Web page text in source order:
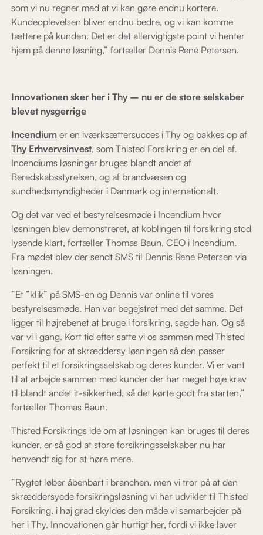
som vi nu regner med at vi kan gøre endnu kortere.
Kundeoplevelsen bliver endnu bedre, og vi kan komme
tættere på kunden. Det er det allervigtigste point vi henter
hjem på denne løsning,” fortæller Dennis René Petersen.
Innovationen sker her i Thy – nu er de store selskaber
blevet nysgerrige
Incendium er en iværksættersucces i Thy og bakkes op af
Thy Erhvervsinvest, som Thisted Forsikring er en del af.
Incendiums løsninger bruges blandt andet af
Beredskabsstyrelsen, og af brandvæsen og
sundhedsmyndigheder i Danmark og internationalt.
Og det var ved et bestyrelsesmøde i Incendium hvor
løsningen blev demonstreret, at koblingen til forsikring stod
lysende klart, fortæller Thomas Baun, CEO i Incendium.
Fra mødet blev der sendt SMS til Dennis René Petersen via
løsningen.
”Et ”klik” på SMS-en og Dennis var online til vores
bestyrelsesmøde. Han var begejstret med det samme. Det
ligger til højrebenet at bruge i forsikring, sagde han. Og så
var vi i gang. Kort tid efter satte vi os sammen med Thisted
Forsikring for at skræddersy løsningen så den passer
perfekt til et forsikringsselskab og deres kunder. Vi er vant
til at arbejde sammen med kunder der har meget høje krav
til blandt andet it-sikkerhed, så det kørte godt fra starten,”
fortæller Thomas Baun.
Thisted Forsikrings idé om at løsningen kan bruges til deres
kunder, er så god at store forsikringsselskaber nu har
henvendt sig for at høre mere.
”Rygtet løber åbenbart i branchen, men vi tror på at den
skræddersyede forsikringsløsning vi har udviklet til Thisted
Forsikring, i høj grad skyldes den måde vi samarbejder på
her i Thy. Innovationen går hurtigt her, fordi vi ikke laver